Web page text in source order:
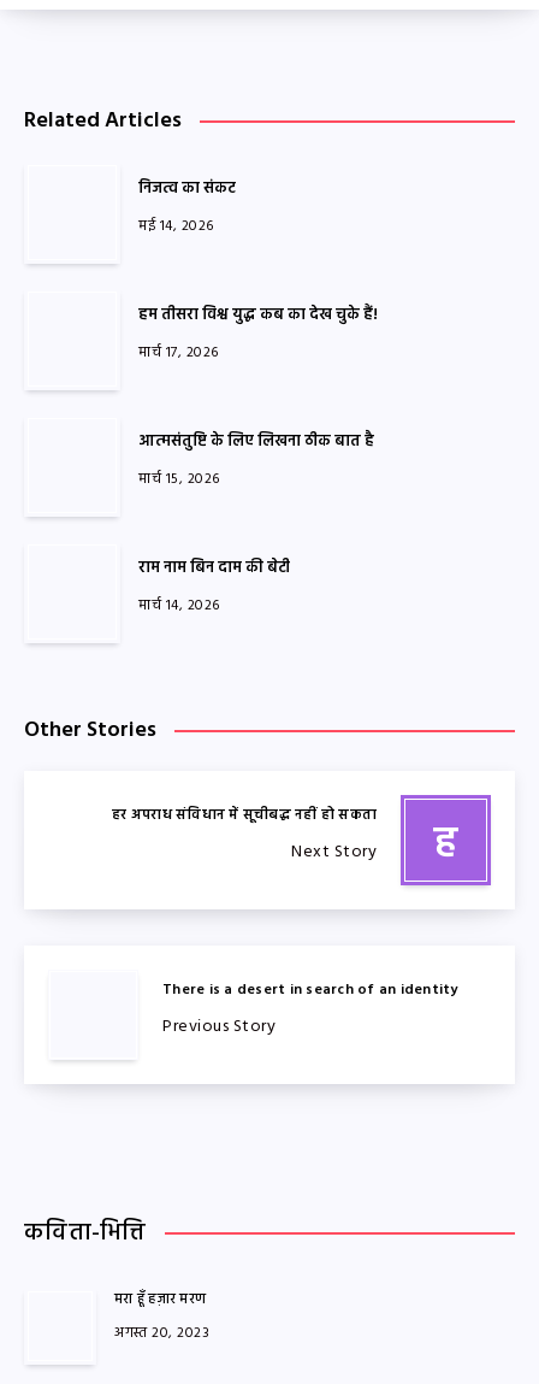
Related Articles
निजत्व का संकट
मई 14, 2026
हम तीसरा विश्व युद्ध कब का देख चुके हैं!
मार्च 17, 2026
आत्मसंतुष्टि के लिए लिखना ठीक बात है
मार्च 15, 2026
राम नाम बिन दाम की बेटी
मार्च 14, 2026
Other Stories
ह
हर अपराध संविधान में सूचीबद्ध नहीं हो सकता
Next Story
There is a desert in search of an identity
Previous Story
कविता-भित्ति
मरा हूँ हज़ार मरण
अगस्त 20, 2023